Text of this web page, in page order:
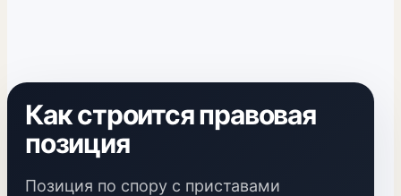
Как строится правовая
позиция
Позиция по спору с приставами